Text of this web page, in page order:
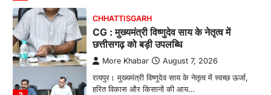
CHHATTISGARH
CG : मुख्यमंत्री विष्णुदेव साय के नेतृत्व में
छत्तीसगढ़ को बड़ी उपलब्धि
More Khabar August 7, 2026
रायपुर। मुख्यमंत्री विष्णुदेव साय के नेतृत्व में स्वच्छ ऊर्जा,
हरित विकास और किसानों की आय…